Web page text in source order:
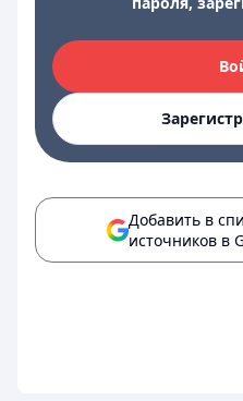
Добавить в
источников в